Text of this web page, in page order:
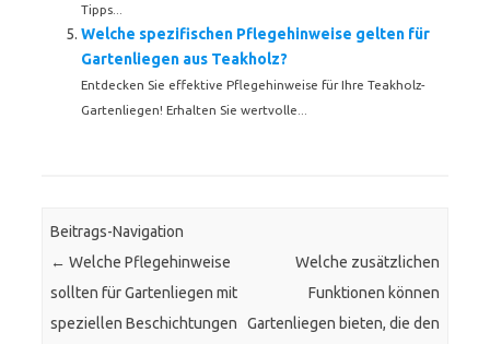
Tipps...
Welche spezifischen Pflegehinweise gelten für
Gartenliegen aus Teakholz?
Entdecken Sie effektive Pflegehinweise für Ihre Teakholz-
Gartenliegen! Erhalten Sie wertvolle...
Beitrags-Navigation
← Welche Pflegehinweise
sollten für Gartenliegen mit
speziellen Beschichtungen
Welche zusätzlichen
Funktionen können
Gartenliegen bieten, die den